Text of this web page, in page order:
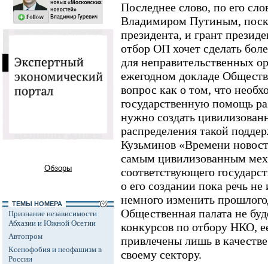
Обзоры
ТЕМЫ НОМЕРА
Признание независимости
Абхазии и Южной Осетии
Автопром
Ксенофобия и неофашизм в
России
Последнее слово, по его
Владимиром Путиным,
президента, и грант
отбор ОП хочет сделать
для неправительственных
ежегодном докладе
вопрос как о том, что
государственную помощь
нужно создать
распределения такой
Кузьминов «Времени
самым цивилизованным
соответствующего
о его создании пока речь не
немного изменить
Общественная палата не
конкурсов по отбору НКО,
привлечены лишь в
своему сектору.